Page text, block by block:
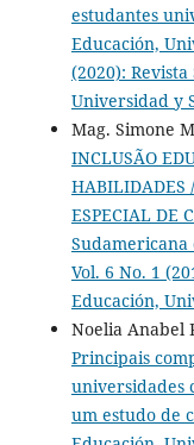
estudantes
Educación,
(2020):
Universidad y
Mag. Simone
INCLUSÃO
HABILIDADES
ESPECIAL DE
Sudamericana
Vol. 6 No. 1
Educación,
Noelia Anabel
Principais
universidades
um estudo de